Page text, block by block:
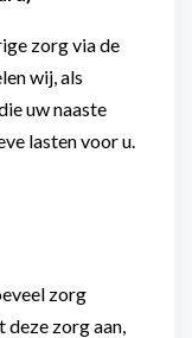
zorg via de
wij, als
uw naaste
lasten voor u.
zorg
deze zorg aan,